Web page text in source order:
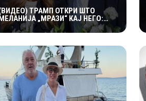
ТРАМП ОТКРИ ШТО
МЕЛАНИЈА „МРАЗИ“ КАЈ НЕГО:
„МИ ВЕЛИ ДЕКА ТОА НЕ Е